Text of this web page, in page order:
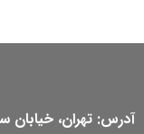
آدرس: تهران، خیابان